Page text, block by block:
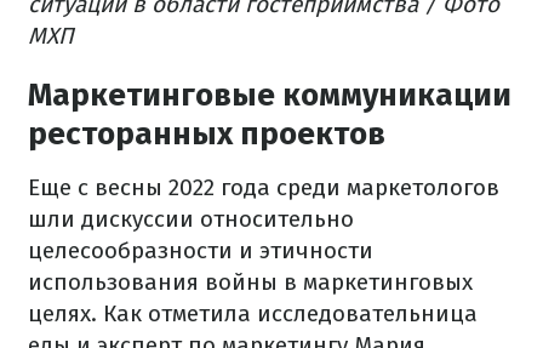
МХП
Маркетинговые коммуникации
ресторанных проектов
Еще с весны 2022 года среди маркетологов
шли дискуссии относительно
целесообразности и этичности
использования войны в маркетинговых
целях. Как отметила исследовательница